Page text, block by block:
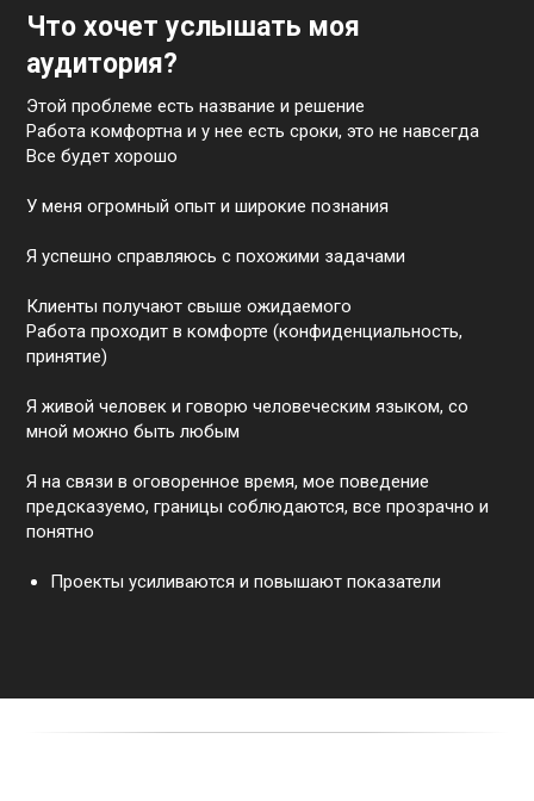
Что хочет услышать моя
аудитория?
Этой проблеме есть название и решение
Работа комфортна и у нее есть сроки, это не навсегда
Все будет хорошо
У меня огромный опыт и широкие познания
Я успешно справляюсь с похожими задачами
Клиенты получают свыше ожидаемого
Работа проходит в комфорте (конфиденциальность,
принятие)
Я живой человек и говорю человеческим языком, со
мной можно быть любым
Я на связи в оговоренное время, мое поведение
предсказуемо, границы соблюдаются, все прозрачно и
понятно
Проекты усиливаются и повышают показатели